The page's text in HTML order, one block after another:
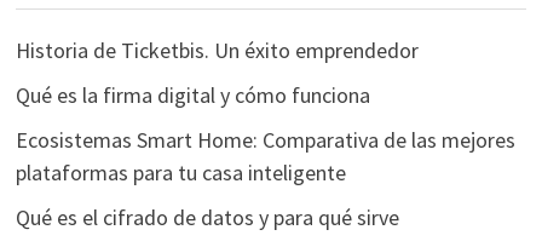
Historia de Ticketbis. Un éxito emprendedor
Qué es la firma digital y cómo funciona
Ecosistemas Smart Home: Comparativa de las mejores
plataformas para tu casa inteligente
Qué es el cifrado de datos y para qué sirve